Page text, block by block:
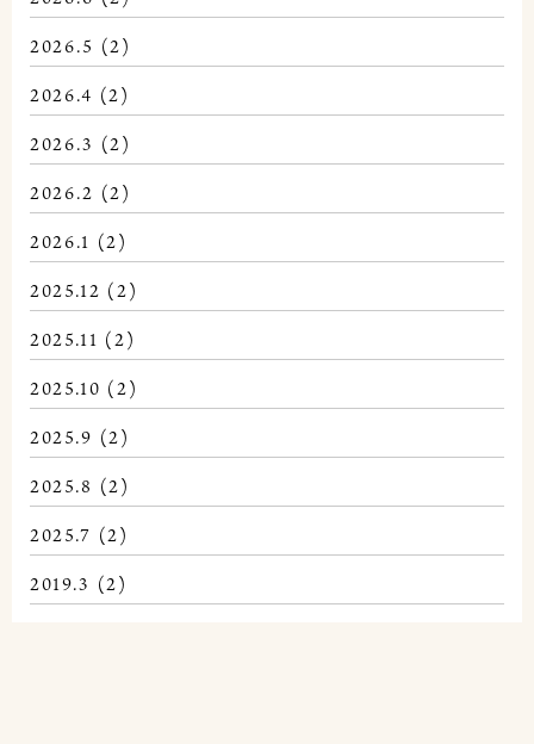
2026.5 (2)
2026.4 (2)
2026.3 (2)
2026.2 (2)
2026.1 (2)
2025.12 (2)
2025.11 (2)
2025.10 (2)
2025.9 (2)
2025.8 (2)
2025.7 (2)
2019.3 (2)